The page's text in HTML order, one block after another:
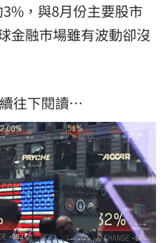
，與8月份主要股市
金融市場雖有波動卻沒
往下閱讀…